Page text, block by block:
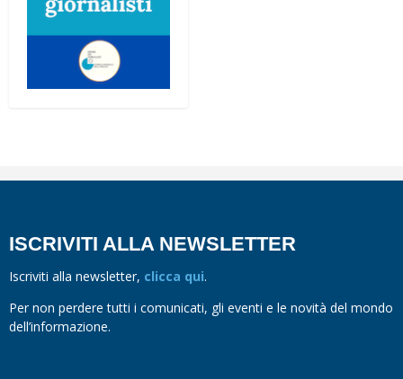
ISCRIVITI ALLA NEWSLETTER
Iscriviti alla newsletter, clicca qui.
Per non perdere tutti i comunicati, gli eventi e le novità del mondo
dell’informazione.